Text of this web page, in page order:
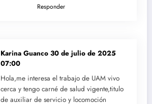
Responder
Karina Guanco 30 de julio de 2025
07:00
Hola,me interesa el trabajo de UAM vivo
cerca y tengo carné de salud vigente,titulo
de auxiliar de servicio y locomoción